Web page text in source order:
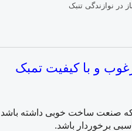
در نوازندگی تنبک
و با کیفیت تمبک
که صنعت ساخت خوبی داشته باشد
برخوردار باشد.